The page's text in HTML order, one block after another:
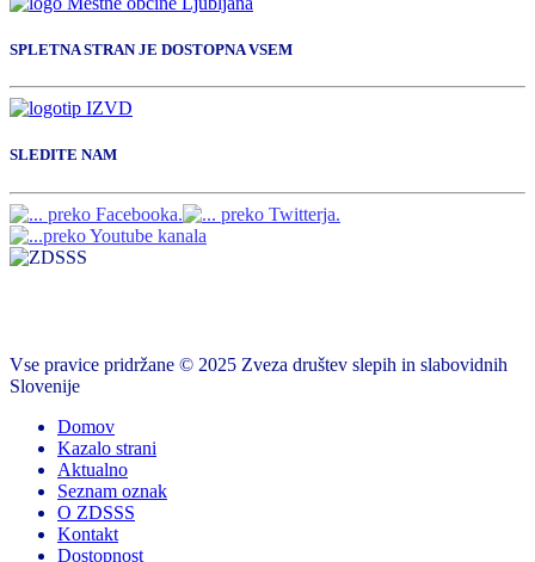
SPLETNA STRAN JE DOSTOPNA VSEM
SLEDITE NAM
Vse pravice pridržane © 2025 Zveza društev slepih in slabovidnih
Slovenije
Domov
Kazalo strani
Aktualno
Seznam oznak
O ZDSSS
Kontakt
Dostopnost